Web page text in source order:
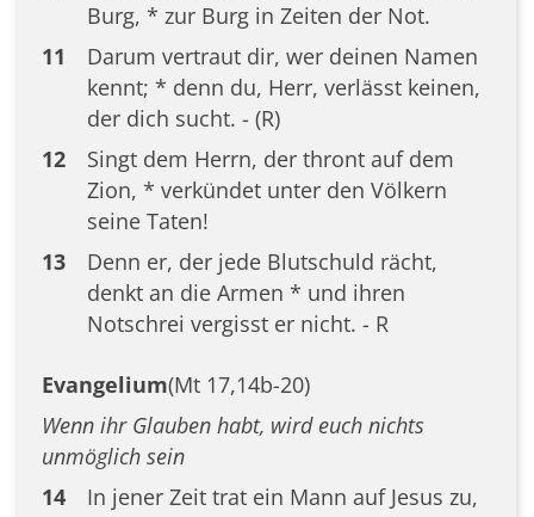
Burg, * zur Burg in Zeiten der Not.
11
Darum vertraut dir, wer deinen Namen
kennt; * denn du, Herr, verlässt keinen,
der dich sucht. - (R)
12
Singt dem Herrn, der thront auf dem
Zion, * verkündet unter den Völkern
seine Taten!
13
Denn er, der jede Blutschuld rächt,
denkt an die Armen * und ihren
Notschrei vergisst er nicht. - R
Evangelium(Mt 17,14b-20)
Wenn ihr Glauben habt, wird euch nichts
unmöglich sein
14
In jener Zeit trat ein Mann auf Jesus zu,